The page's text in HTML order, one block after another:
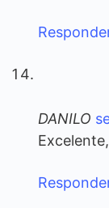
DANILO